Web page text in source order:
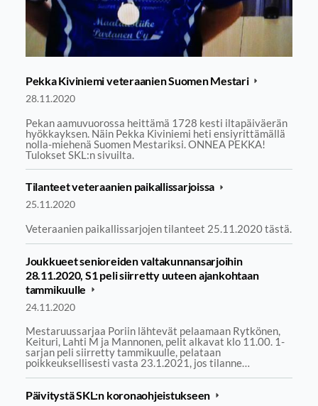
Pekka Kiviniemi veteraanien Suomen Mestari
28.11.2020
Pekan aamuvuorossa heittämä 1728 kesti iltapäiväerän
hyökkayksen. Näin Pekka Kiviniemi heti ensiyrittämällä
nolla-miehenä Suomen Mestariksi. ONNEA PEKKA!
Tulokset SKL:n sivuilta.
Tilanteet veteraanien paikallissarjoissa
25.11.2020
Veteraanien paikallissarjojen tilanteet 25.11.2020 tästä.
Joukkueet senioreiden valtakunnansarjoihin
28.11.2020, S1 peli siirretty uuteen ajankohtaan
tammikuulle
24.11.2020
Mestaruussarjaa Poriin lähtevät pelaamaan Rytkönen,
Keituri, Lahti M ja Mannonen, pelit alkavat klo 11.00. 1-
sarjan peli siirretty tammikuulle, pelataan
poikkeuksellisesti vasta 23.1.2021, jos tilanne…
Päivitystä SKL:n koronaohjeistukseen